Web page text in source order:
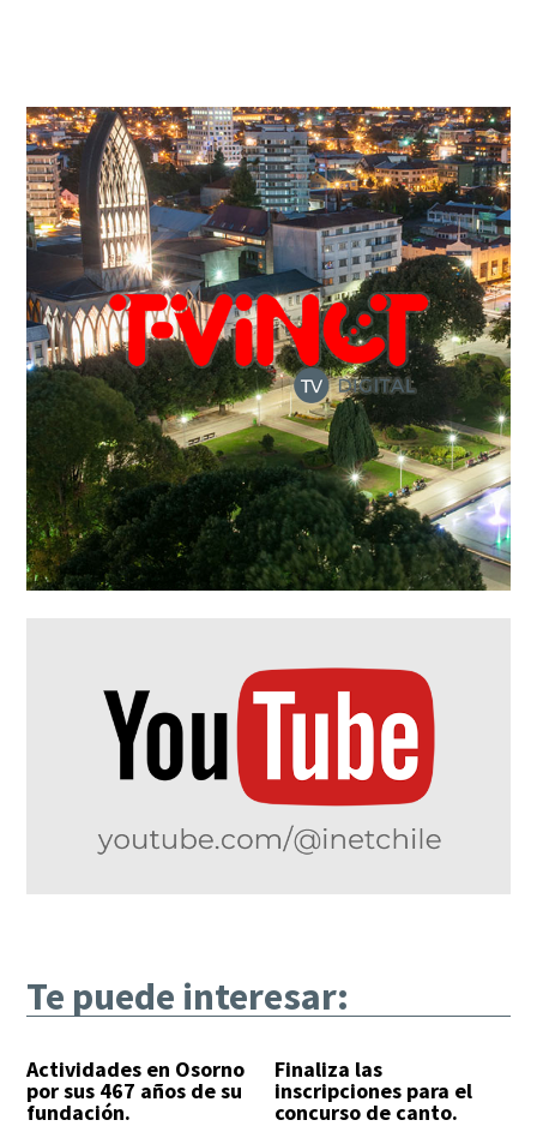
Te puede interesar:
Actividades en Osorno
por sus 467 años de su
fundación.
Finaliza las
inscripciones para el
concurso de canto.